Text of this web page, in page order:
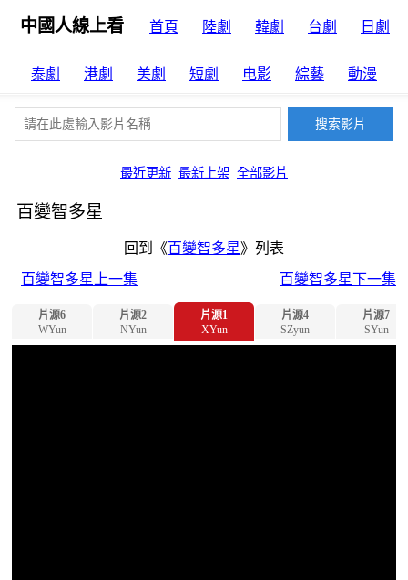
中國人線上看 首頁 陸劇 韓劇 台劇 日劇
泰劇 港劇 美劇 短劇 电影 綜藝 動漫
最近更新 最新上架 全部影片
百變智多星
回到《百變智多星》列表
百變智多星上一集
百變智多星下一集
片源6
WYun
片源2
NYun
片源1
XYun
片源4
SZyun
片源7
SYun